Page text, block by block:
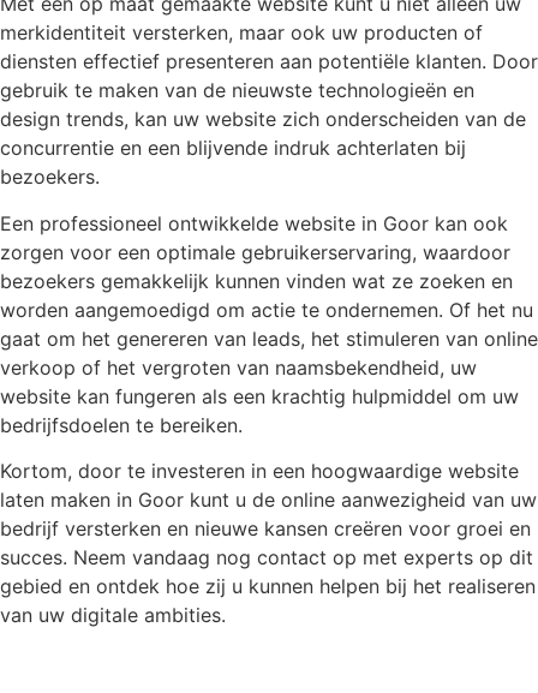
merkidentiteit versterken, maar ook uw producten of
diensten effectief presenteren aan potentiële klanten. Door
gebruik te maken van de nieuwste technologieën en
design trends, kan uw website zich onderscheiden van de
concurrentie en een blijvende indruk achterlaten bij
bezoekers.
Een professioneel ontwikkelde website in Goor kan ook
zorgen voor een optimale gebruikerservaring, waardoor
bezoekers gemakkelijk kunnen vinden wat ze zoeken en
worden aangemoedigd om actie te ondernemen. Of het nu
gaat om het genereren van leads, het stimuleren van online
verkoop of het vergroten van naamsbekendheid, uw
website kan fungeren als een krachtig hulpmiddel om uw
bedrijfsdoelen te bereiken.
Kortom, door te investeren in een hoogwaardige website
laten maken in Goor kunt u de online aanwezigheid van uw
bedrijf versterken en nieuwe kansen creëren voor groei en
succes. Neem vandaag nog contact op met experts op dit
gebied en ontdek hoe zij u kunnen helpen bij het realiseren
van uw digitale ambities.